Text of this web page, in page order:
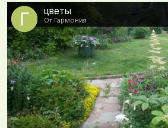
цветы
От Гармония